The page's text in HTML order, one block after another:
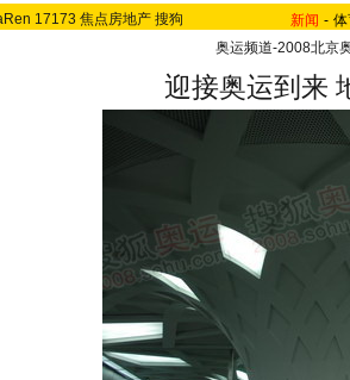
17173 焦点房地产 搜狗 新闻 -
奥运频道-2008北京
迎接奥运到来